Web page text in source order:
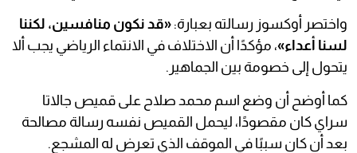
واختصر أوكسوز رسالته بعبارة: «قد نكون منافسين، لكننا
لسنا أعداء»، مؤكدًا أن الاختلاف في الانتماء الرياضي يجب ألا
يتحول إلى خصومة بين الجماهير.
كما أوضح أن وضع اسم محمد صلاح على قميص جالاتا
سراي كان مقصودًا، ليحمل القميص نفسه رسالة مصالحة
بعد أن كان سببًا في الموقف الذي تعرض له المشجع.